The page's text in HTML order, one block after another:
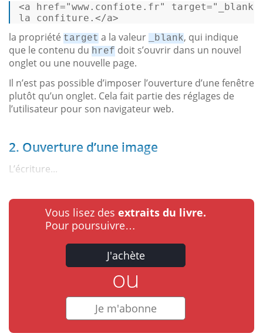
<a href="www.confiote.fr" target="_blank"
la confiture. </a>
la propriété target a la valeur _blank, qui indique
que le contenu du href doit s’ouvrir dans un nouvel
onglet ou une nouvelle page.
Il n’est pas possible d’imposer l’ouverture d’une fenêtre
plutôt qu’un onglet. Cela fait partie des réglages de
l’utilisateur pour son navigateur web.
2. Ouverture d’une image
L’écriture...
Vous lisez des extraits du livre.
Pour poursuivre…
J'achète
ou
Je m'abonne